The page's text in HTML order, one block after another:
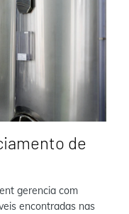
de
gerencia com
encontradas nas